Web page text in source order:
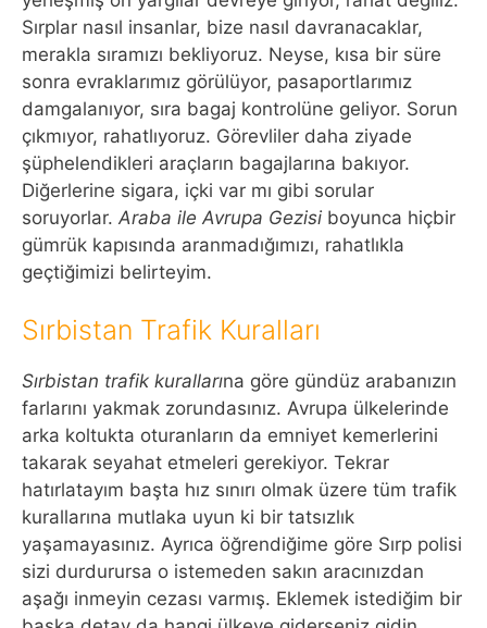
Sırplar nasıl insanlar, bize nasıl davranacaklar,
merakla sıramızı bekliyoruz. Neyse, kısa bir süre
sonra evraklarımız görülüyor, pasaportlarımız
damgalanıyor, sıra bagaj kontrolüne geliyor. Sorun
çıkmıyor, rahatlıyoruz. Görevliler daha ziyade
şüphelendikleri araçların bagajlarına bakıyor.
Diğerlerine sigara, içki var mı gibi sorular
soruyorlar. Araba ile Avrupa Gezisi boyunca hiçbir
gümrük kapısında aranmadığımızı, rahatlıkla
geçtiğimizi belirteyim.
Sırbistan Trafik Kuralları
Sırbistan trafik kurallarına göre gündüz arabanızın
farlarını yakmak zorundasınız. Avrupa ülkelerinde
arka koltukta oturanların da emniyet kemerlerini
takarak seyahat etmeleri gerekiyor. Tekrar
hatırlatayım başta hız sınırı olmak üzere tüm trafik
kurallarına mutlaka uyun ki bir tatsızlık
yaşamayasınız. Ayrıca öğrendiğime göre Sırp polisi
sizi durdurursa o istemeden sakın aracınızdan
aşağı inmeyin cezası varmış. Eklemek istediğim bir